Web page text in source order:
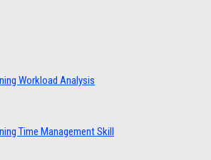
Workload Analysis
Time Management Skill